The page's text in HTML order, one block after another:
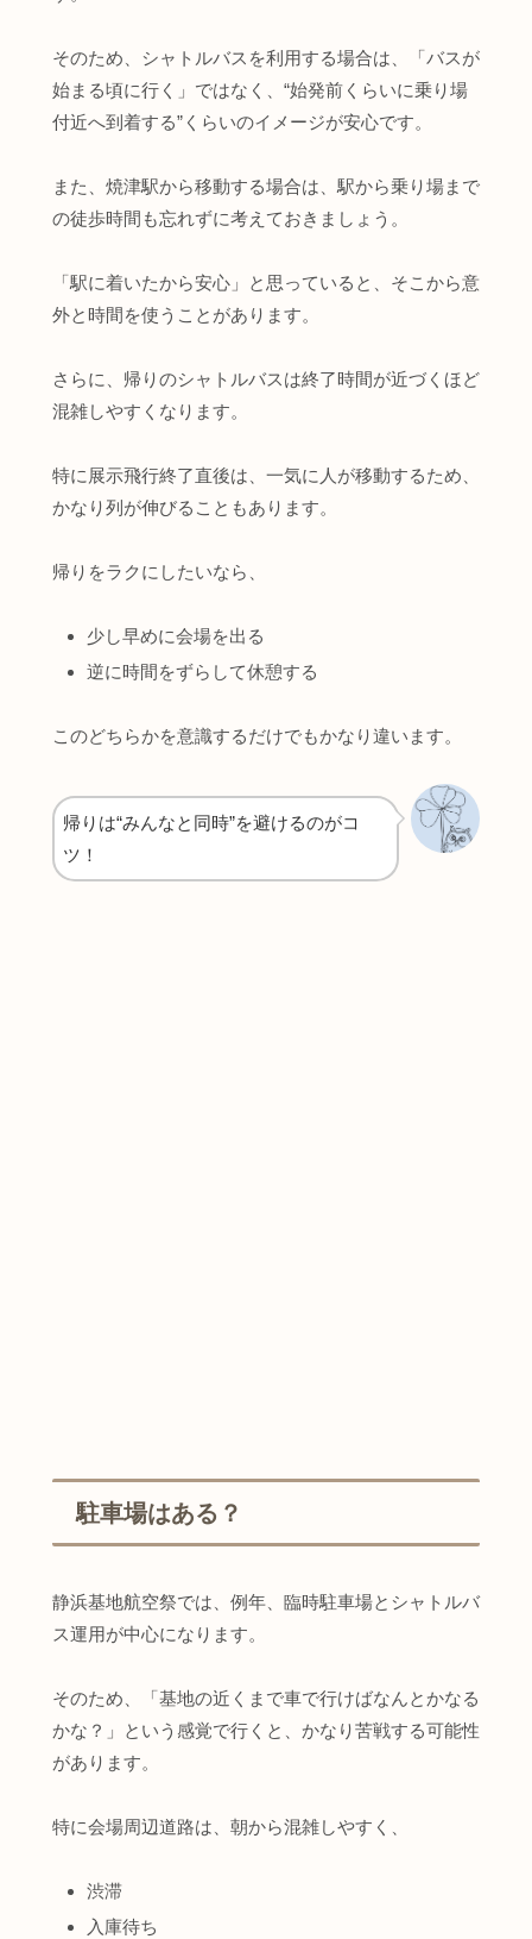
そのため、シャトルバスを利用する場合は、「バスが
始まる頃に行く」ではなく、“始発前くらいに乗り場
付近へ到着する”くらいのイメージが安心です。
また、焼津駅から移動する場合は、駅から乗り場まで
の徒歩時間も忘れずに考えておきましょう。
「駅に着いたから安心」と思っていると、そこから意
外と時間を使うことがあります。
さらに、帰りのシャトルバスは終了時間が近づくほど
混雑しやすくなります。
特に展示飛行終了直後は、一気に人が移動するため、
かなり列が伸びることもあります。
帰りをラクにしたいなら、
少し早めに会場を出る
逆に時間をずらして休憩する
このどちらかを意識するだけでもかなり違います。
帰りは“みんなと同時”を避けるのがコ
ツ！
駐車場はある？
静浜基地航空祭では、例年、臨時駐車場とシャトルバ
ス運用が中心になります。
そのため、「基地の近くまで車で行けばなんとかなる
かな？」という感覚で行くと、かなり苦戦する可能性
があります。
特に会場周辺道路は、朝から混雑しやすく、
渋滞
入庫待ち